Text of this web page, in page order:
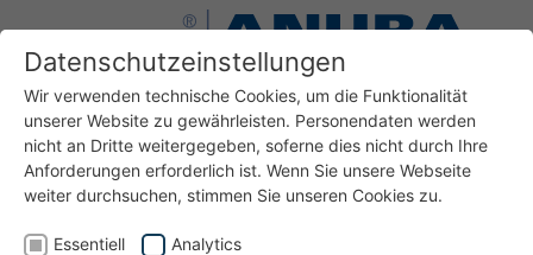
Bänder für Türen und Fenster aus Holz
Datenschutzeinstellungen
Wir verwenden technische Cookies, um die Funktionalität
unserer Website zu gewährleisten. Personendaten werden
nicht an Dritte weitergegeben, soferne dies nicht durch Ihre
Anforderungen erforderlich ist. Wenn Sie unsere Webseite
weiter durchsuchen, stimmen Sie unseren Cookies zu.
Essentiell Analytics